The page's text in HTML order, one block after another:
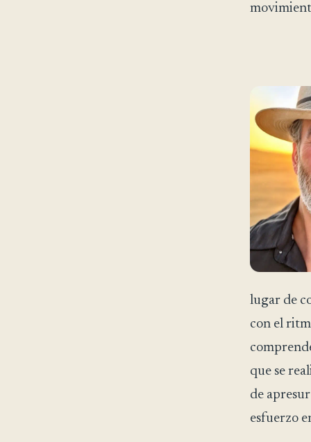
lugar de
con el
que se
de
esfuerzo